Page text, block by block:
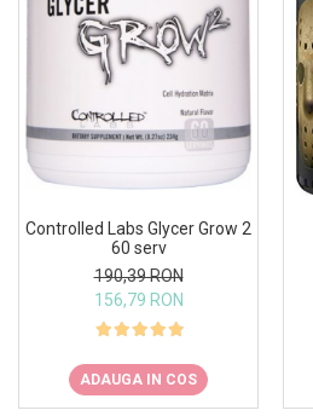
Revoflex
Rich Piana 5% Nutrition
Scivation
Skill Nutrition
Swanson
Under Armour
Weider
Zenana
Controlled Labs Glycer Grow 2
60 serv
190,39 RON
156,79 RON
ADAUGA IN COS